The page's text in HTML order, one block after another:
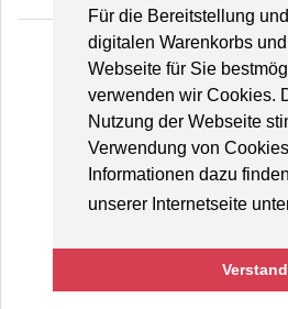
Für die Bereitstellung
digitalen Warenkorbs
Webseite für Sie
verwenden wir Cookies.
Nutzung der Webseite
Verwendung von
Informationen dazu
unserer Internetseite unter
Tulpenwiese